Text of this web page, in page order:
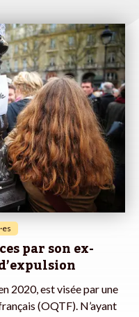
par son ex-
2020, est visée par une
(OQTF). N’ayant